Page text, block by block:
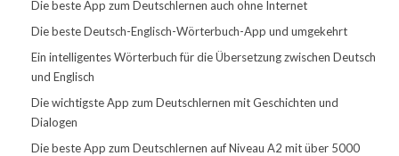
Die beste App zum Deutschlernen auch ohne Internet
Die beste Deutsch-Englisch-Wörterbuch-App und umgekehrt
Ein intelligentes Wörterbuch für die Übersetzung zwischen Deutsch
und Englisch
Die wichtigste App zum Deutschlernen mit Geschichten und
Dialogen
Die beste App zum Deutschlernen auf Niveau A2 mit über 5000